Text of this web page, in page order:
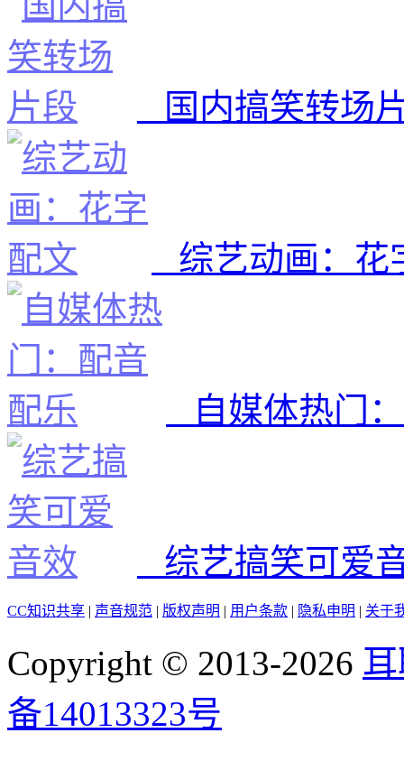
国内搞笑转场
综艺动画：花
自媒体热门
综艺搞笑可爱
CC知识共享 | 声音规范 | 版权声明 | 用户条款 | 隐私申明 | 关于
Copyright © 2013-2026
备14013323号